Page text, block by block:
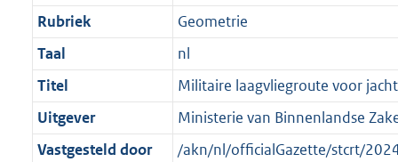
Rubriek
Geometrie
Taal
nl
Titel
Militaire laagvliegroute voor
Uitgever
Ministerie van Binnenlandse
Vastgesteld door
/akn/nl/officialGazette/stcrt/